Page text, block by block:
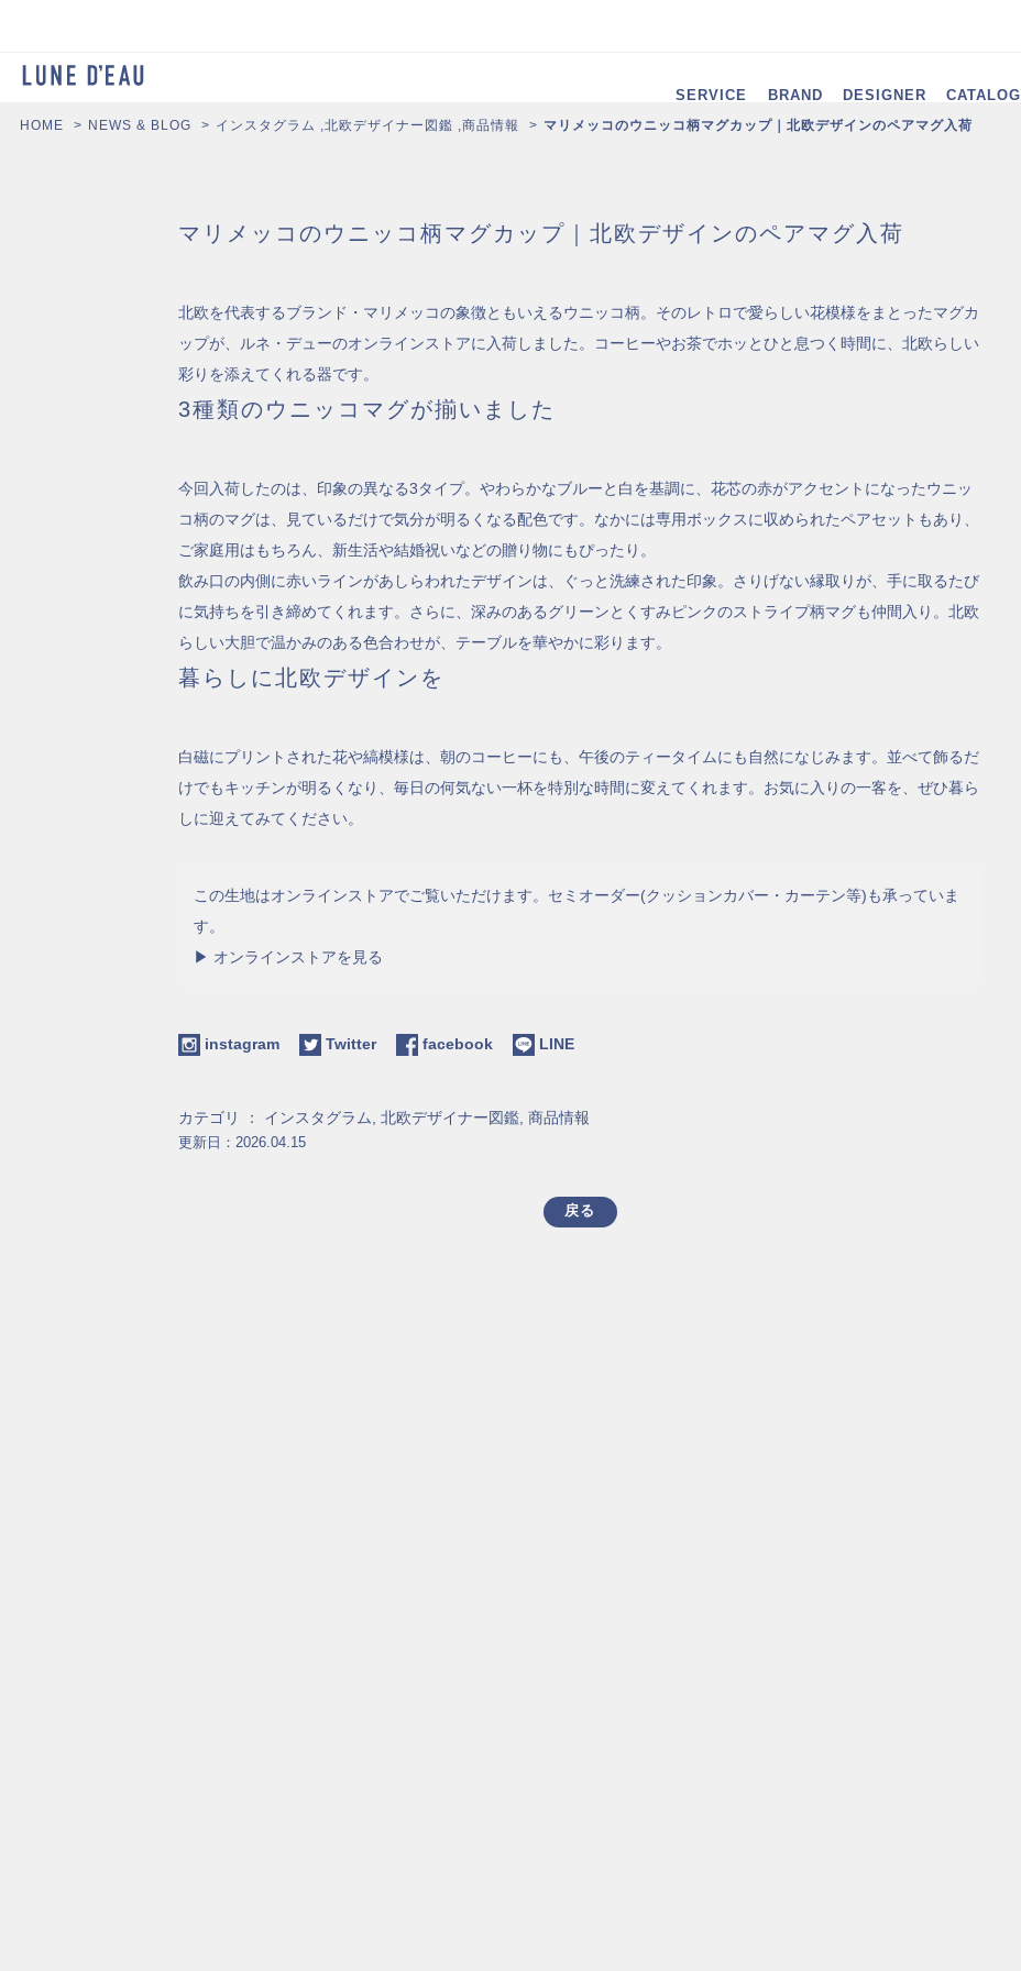
SERVICE BRAND DESIGNER CATALOG
HOME NEWS & BLOG インスタグラム ,北欧デザイナー図鑑 ,商品情報 マリメッコのウニッコ柄マグカップ｜北欧デザインのペアマグ入荷
マリメッコのウニッコ柄マグカップ｜北欧デザインのペアマグ入荷
北欧を代表するブランド・マリメッコの象徴ともいえるウニッコ柄。そのレトロで愛らしい花模様をまとったマグカ
ップが、ルネ・デューのオンラインストアに入荷しました。コーヒーやお茶でホッとひと息つく時間に、北欧らしい
彩りを添えてくれる器です。
3種類のウニッコマグが揃いました
今回入荷したのは、印象の異なる3タイプ。やわらかなブルーと白を基調に、花芯の赤がアクセントになったウニッ
コ柄のマグは、見ているだけで気分が明るくなる配色です。なかには専用ボックスに収められたペアセットもあり、
ご家庭用はもちろん、新生活や結婚祝いなどの贈り物にもぴったり。
飲み口の内側に赤いラインがあしらわれたデザインは、ぐっと洗練された印象。さりげない縁取りが、手に取るたび
に気持ちを引き締めてくれます。さらに、深みのあるグリーンとくすみピンクのストライプ柄マグも仲間入り。北欧
らしい大胆で温かみのある色合わせが、テーブルを華やかに彩ります。
暮らしに北欧デザインを
白磁にプリントされた花や縞模様は、朝のコーヒーにも、午後のティータイムにも自然になじみます。並べて飾るだ
けでもキッチンが明るくなり、毎日の何気ない一杯を特別な時間に変えてくれます。お気に入りの一客を、ぜひ暮ら
しに迎えてみてください。
この生地はオンラインストアでご覧いただけます。セミオーダー(クッションカバー・カーテン等)も承っていま
す。
▶ オンラインストアを見る
instagram Twitter facebook LINE
カテゴリ ： インスタグラム 北欧デザイナー図鑑 商品情報
更新日：2026.04.15
戻る